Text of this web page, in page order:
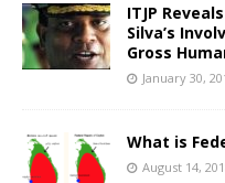
ITJP
Silva’s
Gross
January 30,
What is
August 14,